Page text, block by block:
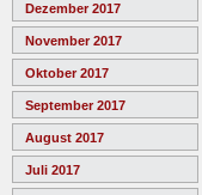
Dezember 2017
November 2017
Oktober 2017
September 2017
August 2017
Juli 2017